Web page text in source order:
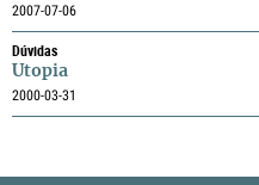
2007-07-06
Dúvidas
Utopia
2000-03-31